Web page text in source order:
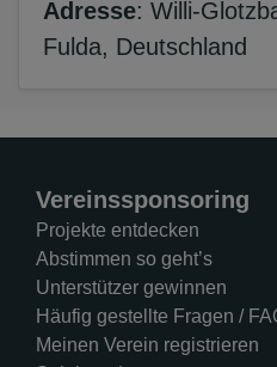
Adresse: Willi-
Fulda, Deutschland
Vereinssponsoring
Projekte entdecken
Abstimmen so geht’s
Unterstützer gewinnen
Häufig gestellte Fragen /
Meinen Verein registrieren